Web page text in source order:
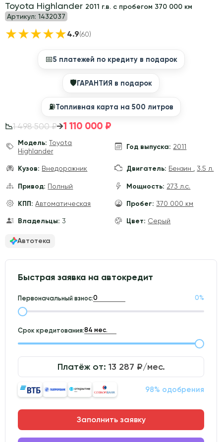
Toyota Highlander 2011 г.в. с пробегом 370 000 км
Артикул: 1432037
★★★★★4.9(60)
📅5 платежей по кредиту в подарок
🛡ГАРАНТИЯ в подарок
⛽️Топливная карта на 500 литров
📉1 498 500 ₽→1 110 000 ₽
Модель: Toyota
Highlander
Год выпуска: 2011
Кузов: Внедорожник Двигатель: Бензин ,3.5 л.
Привод: Полный Мощность: 273 л.с.
КПП: Автоматическая Пробег: 370 000 км
Владельцы: 3 Цвет: Серый
Автотека
Быстрая заявка на автокредит
Первоначальный взнос: 0%
Срок кредитования:
Платёж от: 13 287 ₽/мес.
98% одобрения
Заполнить заявку